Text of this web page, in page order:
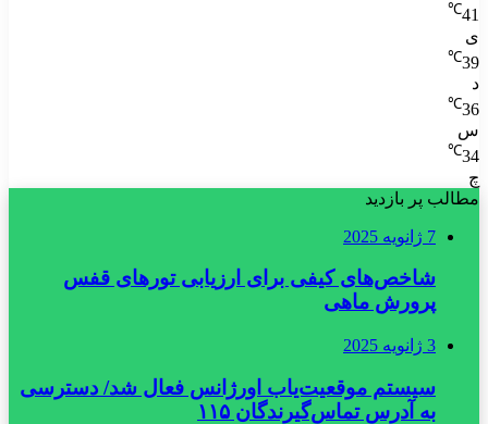
41
℃
ی
39
℃
د
36
℃
س
34
℃
چ
مطالب پر بازدید
7 ژانویه 2025
شاخص‌های کیفی برای ارزیابی تورهای قفس
پرورش ماهی
3 ژانویه 2025
سیستم موقعیت‌یاب اورژانس فعال شد/ دسترسی
به آدرس تماس‌گیرندگان ۱۱۵